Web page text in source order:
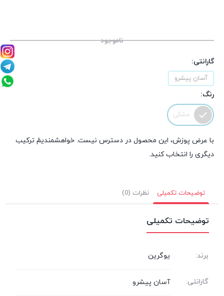
ناموجود
گارانتی:
آسان پیشرو
رنگ:
مشکی
با عرض پوزش، این محصول در دسترس نیست. خواهشمندیمً ترکیب
دیگری را انتخاب کنید.
توضیحات تکمیلی نظرات (0)
توضیحات تکمیلی
برند: یوگرین
گارانتی: آسان پیشرو